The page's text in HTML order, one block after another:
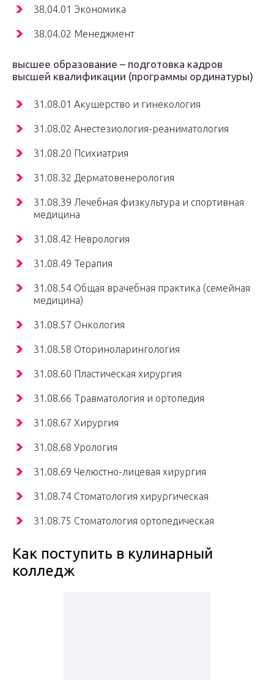
38.04.01 Экономика
38.04.02 Менеджмент
высшее образование – подготовка кадров
высшей квалификации (программы ординатуры)
31.08.01 Акушерство и гинекология
31.08.02 Анестезиология-реаниматология
31.08.20 Психиатрия
31.08.32 Дерматовенерология
31.08.39 Лечебная физкультура и спортивная
медицина
31.08.42 Неврология
31.08.49 Терапия
31.08.54 Общая врачебная практика (семейная
медицина)
31.08.57 Онкология
31.08.58 Оториноларингология
31.08.60 Пластическая хирургия
31.08.66 Травматология и ортопедия
31.08.67 Хирургия
31.08.68 Урология
31.08.69 Челюстно-лицевая хирургия
31.08.74 Стоматология хирургическая
31.08.75 Стоматология ортопедическая
Как поступить в кулинарный
колледж